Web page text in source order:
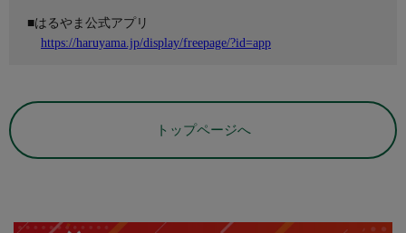
■はるやま公式アプリ
https://haruyama.jp/display/freepage/?id=app
トップページへ